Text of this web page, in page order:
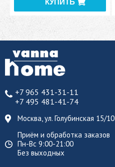
+7 965 431-31-11
+7 495 481-41-74
Москва, ул. Голубинская 15/10
Приём и обработка заказов
Пн-Вс 9:00-21:00
Без выходных